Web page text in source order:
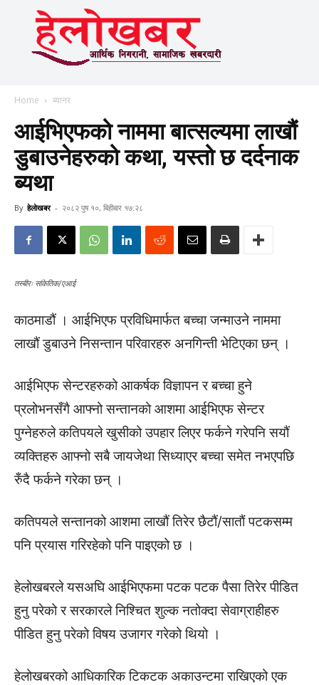
Home ब्यानर
आईभिएफको नाममा बात्सल्यमा लाखौं
डुबाउनेहरुको कथा, यस्तो छ दर्दनाक
ब्यथा
By हेलाेखबर - २०८२ पुष १०, बिहीबार १७:२८
तस्बीरः सांकेतिक/एआई
काठमाडौं । आईभिएफ प्रविधिमार्फत बच्चा जन्माउने नाममा
लाखौं डुबाउने निसन्तान परिवारहरु अनगिन्ती भेटिएका छन् ।
आईभिएफ सेन्टरहरुको आकर्षक विज्ञापन र बच्चा हुने
प्रलोभनसँगै आफ्नो सन्तानको आशमा आईभिएफ सेन्टर
पुग्नेहरुले कतिपयले खुसीको उपहार लिएर फर्कने गरेपनि सयौं
व्यक्तिहरु आफ्नो सबै जायजेथा सिध्याएर बच्चा समेत नभएपछि
रुँदै फर्कने गरेका छन् ।
कतिपयले सन्तानको आशमा लाखौं तिरेर छैटौं/साताैं पटकसम्म
पनि प्रयास गरिरहेको पनि पाइएको छ ।
हेलोखबरले यसअघि आईभिएफमा पटक पटक पैसा तिरेर पीडित
हुनु परेको र सरकारले निश्चित शुल्क नतोक्दा सेवाग्राहीहरु
पीडित हुनु परेको विषय उजागर गरेको थियो ।
हेलोखबरको आधिकारिक टिकटक अकाउन्टमा राखिएको एक